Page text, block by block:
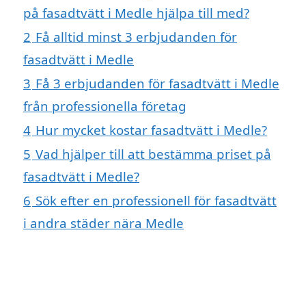
på fasadtvätt i Medle hjälpa till med?
2 Få alltid minst 3 erbjudanden för
fasadtvätt i Medle
3 Få 3 erbjudanden för fasadtvätt i Medle
från professionella företag
4 Hur mycket kostar fasadtvätt i Medle?
5 Vad hjälper till att bestämma priset på
fasadtvätt i Medle?
6 Sök efter en professionell för fasadtvätt
i andra städer nära Medle